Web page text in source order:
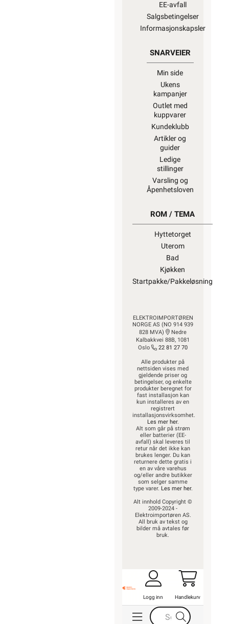
EE-avfall
Salgsbetingelser
Informasjonskapsler
SNARVEIER
Min side
Ukens
kampanjer
Outlet med
kuppvarer
Kundeklubb
Artikler og
guider
Ledige
stillinger
Varsling og
Åpenhetsloven
ROM / TEMA
Hyttetorget
Uterom
Bad
Kjøkken
Startpakke/Pakkeløsning
ELEKTROIMPORTØREN
NORGE AS (NO 914 939
828 MVA)
Nedre
Kalbakkvei 88B, 1081
Oslo
22 81 27 70
Alle produkter på
nettsiden vises med
gjeldende priser og
betingelser, og enkelte
produkter beregnet for
fast installasjon kan
kun installeres av en
registrert
installasjonsvirksomhet.
Les mer her.
Alt som går på strøm
eller batterier (EE-
avfall) skal leveres til
retur når det ikke kan
brukes lenger. Du kan
returnere dette gratis i
en av våre varehus
og/eller andre butikker
som selger samme
type varer. Les mer her.
Alt innhold Copyright ©
2009-2024 -
Elektroimportøren AS.
All bruk av tekst og
bilder må avtales før
bruk.
Logg inn Handlekurv